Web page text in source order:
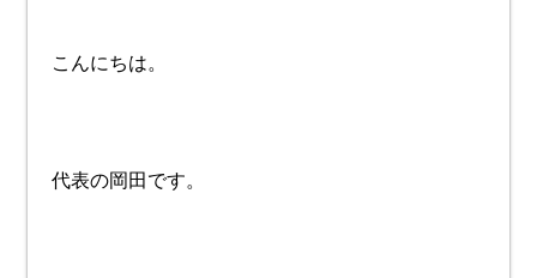
こんにちは。
代表の岡田です。